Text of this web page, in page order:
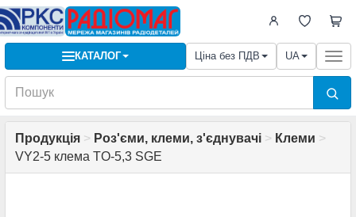
КАТАЛОГ Ціна без ПДВ UA
Продукція > Роз'єми, клеми, з'єднувачі > Клеми >
VY2-5 клема TO-5,3 SGE